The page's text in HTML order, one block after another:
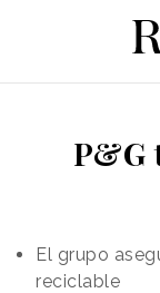
P&G
El grupo
reciclable